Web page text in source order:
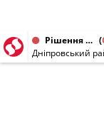
Рішення від 27.11.2009 № 2-1437/09 (
Дніпровський